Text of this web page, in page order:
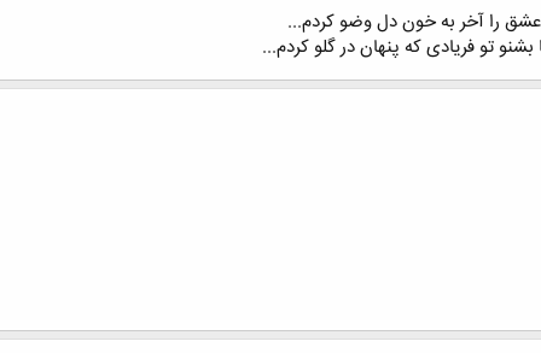
عشق را آخر به خون دل وضو کردم...
تو فریادی که پنهان در گلو کردم...